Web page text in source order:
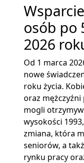
osób po
2026
Od 1 marca
nowe
roku życia.
oraz mężczyźni
mogli
wysokości
zmiana, która
seniorów, a
rynku pracy